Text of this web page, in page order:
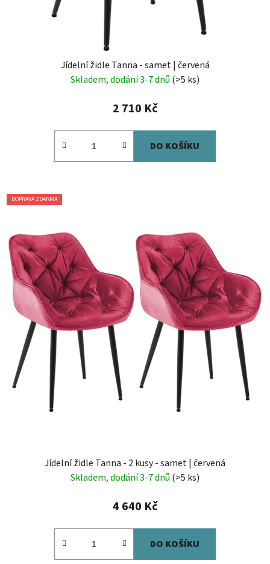
Jídelní židle Tanna - samet | červená
Skladem, dodání 3-7 dnů (>5 ks)
2 710 Kč
DO KOŠÍKU
DOPRAVA ZDARMA
Jídelní židle Tanna - 2 kusy - samet | červená
Skladem, dodání 3-7 dnů (>5 ks)
4 640 Kč
DO KOŠÍKU